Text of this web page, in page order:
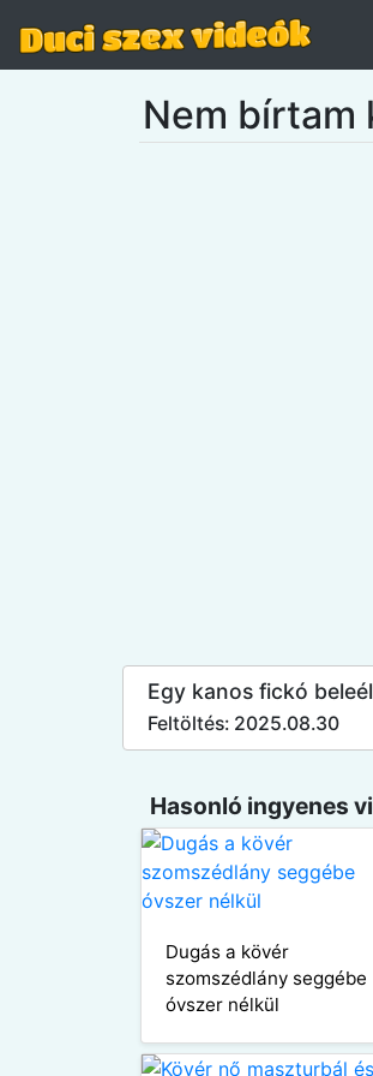
Nem bírtam
Egy kanos fickó
Feltöltés: 2025.08.30
Hasonló ingyenes
Dugás a kövér
szomszédlány seggébe
óvszer nélkül